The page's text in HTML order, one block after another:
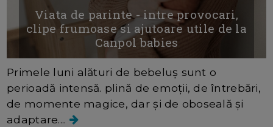
Viata de parinte - intre provocari,
clipe frumoase si ajutoare utile de la
Canpol babies
Primele luni alături de bebeluș sunt o
perioadă intensă. plină de emoții, de întrebări,
de momente magice, dar și de oboseală și
adaptare....